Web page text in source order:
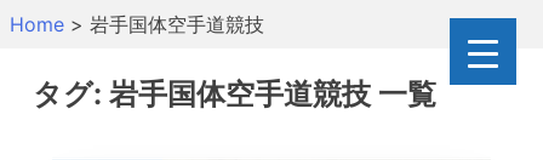
SkipHome > 岩手国体空手道競技
タグ: 岩手国体空手道競技一覧